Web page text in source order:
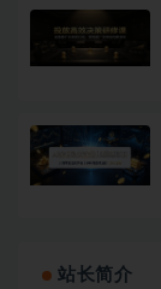
站长简介